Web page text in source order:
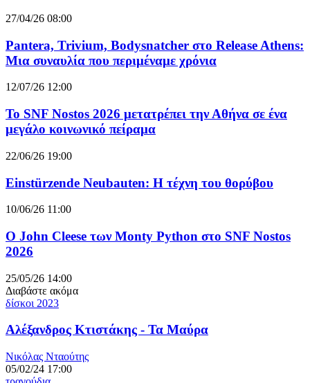
27/04/26 08:00
Pantera, Trivium, Bodysnatcher στο Release Athens:
Μια συναυλία που περιμέναμε χρόνια
12/07/26 12:00
Το SNF Nostos 2026 μετατρέπει την Αθήνα σε ένα
μεγάλο κοινωνικό πείραμα
22/06/26 19:00
Einstürzende Neubauten: Η τέχνη του θορύβου
10/06/26 11:00
O John Cleese των Monty Python στο SNF Nostos
2026
25/05/26 14:00
Διαβάστε ακόμα
δίσκοι 2023
Αλέξανδρος Κτιστάκης - Τα Μαύρα
Νικόλας Νταούτης
05/02/24 17:00